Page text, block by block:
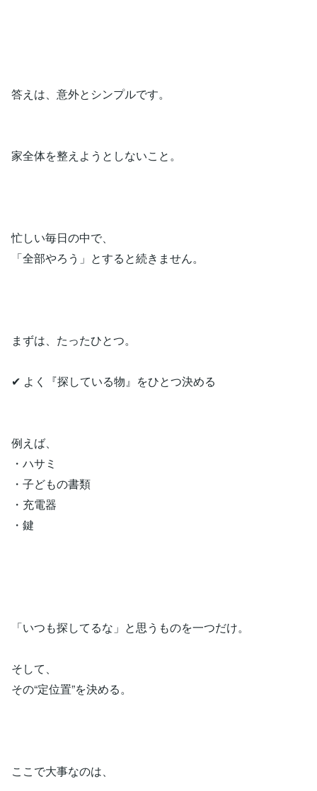
答えは、意外とシンプルです。
家全体を整えようとしないこと。
忙しい毎日の中で、
「全部やろう」とすると続きません。
まずは、たったひとつ。
✔ よく『探している物』をひとつ決める
例えば、
・ハサミ
・子どもの書類
・充電器
・鍵
「いつも探してるな」と思うものを一つだけ。
そして、
その“定位置”を決める。
ここで大事なのは、